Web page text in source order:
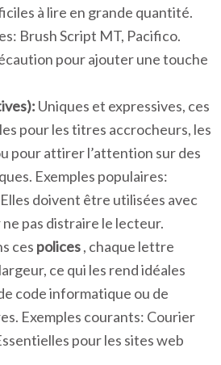
à lire en grande quantité.
Brush Script MT, Pacifico.
pour ajouter une touche
Uniques et expressives, ces
pour les titres accrocheurs, les
pour attirer l’attention sur des
Exemples populaires:
doivent être utilisées avec
pas distraire le lecteur.
ces polices, chaque lettre
ce qui les rend idéales
code informatique ou de
Exemples courants: Courier
pour les sites web